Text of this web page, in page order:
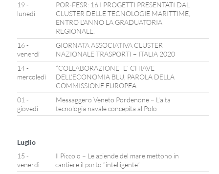
19 -
lunedì
POR-FESR: 16 I PROGETTI PRESENTATI DAL
CLUSTER DELLE TECNOLOGIE MARITTIME,
ENTRO L’ANNO LA GRADUATORIA
REGIONALE.
16 -
venerdì
GIORNATA ASSOCIATIVA CLUSTER
NAZIONALE TRASPORTI – ITALIA 2020
14 -
mercoledì
“COLLABORAZIONE” E’ CHIAVE
DELL’ECONOMIA BLU, PAROLA DELLA
COMMISSIONE EUROPEA
01 -
giovedì
Messaggero Veneto Pordenone – L’alta
tecnologia navale concepita al Polo
Luglio
15 -
venerdì
Il Piccolo – Le aziende del mare mettono in
cantiere il porto “intelligente”